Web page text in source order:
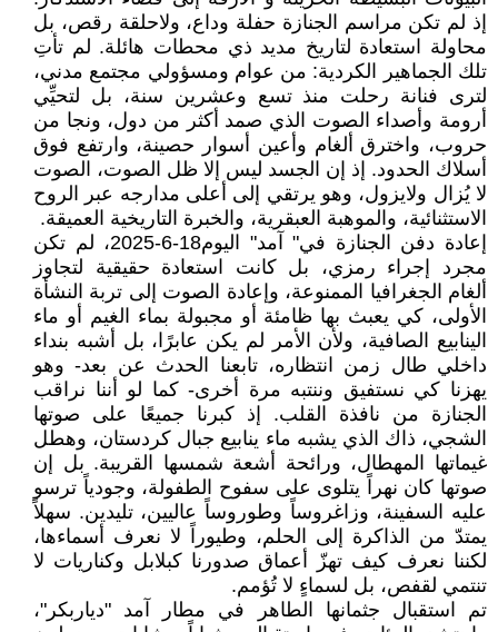
إذ لم تكن مراسم الجنازة حفلة وداع، ولاحلقة رقص، بل
محاولة استعادة لتاريخ مديد ذي محطات هائلة. لم تأتِ
تلك الجماهير الكردية: من عوام ومسؤولي مجتمع مدني،
لترى فنانة رحلت منذ تسع وعشرين سنة، بل لتحيِّي
أرومة وأصداء الصوت الذي صمد أكثر من دول، ونجا من
حروب، واخترق ألغام وأعين أسوار حصينة، وارتفع فوق
أسلاك الحدود. إذ إن الجسد ليس إلا ظل الصوت، الصوت
لا يُزال ولايزول، وهو يرتقي إلى أعلى مدارجه عبر الروح
الاستثنائية، والموهبة العبقرية، والخبرة التاريخية العميقة.
إعادة دفن الجنازة في" آمد" اليوم18-6-2025، لم تكن
مجرد إجراء رمزي، بل كانت استعادة حقيقية لتجاوز
ألغام الجغرافيا الممنوعة، وإعادة الصوت إلى تربة النشأة
الأولى، كي يعبث بها ظامئة أو مجبولة بماء الغيم أو ماء
الينابيع الصافية، ولأن الأمر لم يكن عابرًا، بل أشبه بنداء
داخلي طال زمن انتظاره، تابعنا الحدث عن بعد- وهو
يهزنا كي نستفيق وننتبه مرة أخرى- كما لو أننا نراقب
الجنازة من نافذة القلب. إذ كبرنا جميعًا على صوتها
الشجي، ذاك الذي يشبه ماء ينابيع جبال كردستان، وهطل
غيماتها المهطال، ورائحة أشعة شمسها القريبة. بل إن
صوتها كان نهراً يتلوى على سفوح الطفولة، وجودياً ترسو
عليه السفينة، وزاغروساً وطوروساً عاليين، تليدين. سهلاً
يمتدّ من الذاكرة إلى الحلم، وطيوراً لا نعرف أسماءها،
لكننا نعرف كيف تهزّ أعماق صدورنا كبلابل وكناريات لا
تنتمي لقفص، بل لسماءٍ لا تُؤمم.
تم استقبال جثمانها الطاهر في مطار آمد "دياربكر"،